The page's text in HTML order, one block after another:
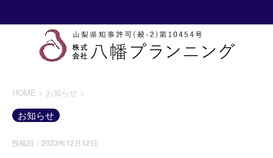
HOME > お知らせ >
お知らせ
投稿日：2023年12月12日